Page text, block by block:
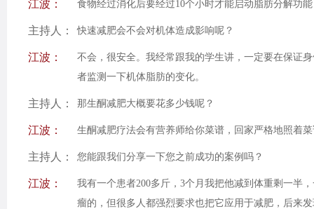
江波： 食物经过消化后要经过10个小时才能启动脂肪分解功
主持人： 快速减肥会不会对机体造成影响呢？
江波：
不会，很安全。我经常跟我的学生讲，一定要在保证
者监测一下机体脂肪的变化。
主持人： 那生酮减肥大概要花多少钱呢？
江波： 生酮减肥疗法会有营养师给你菜谱，回家严格地照着
主持人： 您能跟我们分享一下您之前成功的案例吗？
江波：
我有一个患者200多斤，3个月我把他减到体重剩一半
瘤的，但很多人都强烈要求也把它应用于减肥，后来